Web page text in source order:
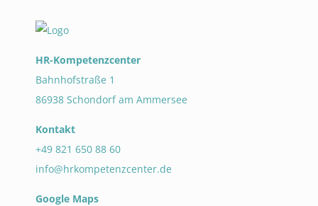
HR-Kompetenzcenter
Bahnhofstraße 1
86938 Schondorf am Ammersee
Kontakt
+49 821 650 88 60
info@hrkompetenzcenter.de
Google Maps